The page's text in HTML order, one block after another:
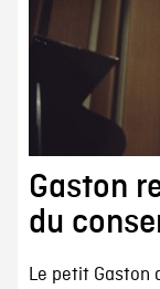
Gaston
du
Le petit Gaston